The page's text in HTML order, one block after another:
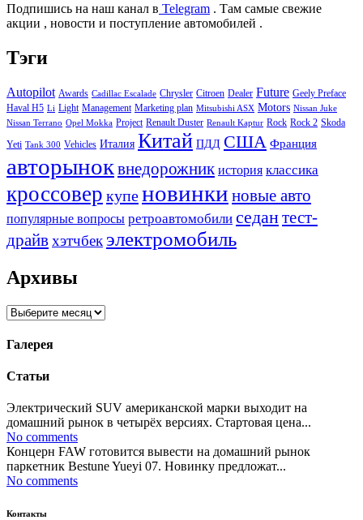
Подпишись на наш канал в Telegram . Там самые свежие
акции , новости и поступление автомобилей .
Тэги
Autopilot Awards Cadillac Escalade Chrysler Citroen Dealer Future Geely Preface
Haval H5 Li Light Management Marketing plan Mitsubishi ASX Motors Nissan Juke
Nissan Terrano Opel Mokka Project Renault Duster Renault Kaptur Rock Rock 2 Skoda
Yeti Tank 300 Vehicles Италия Китай ПДД США Франция
авторыноквнедорожник история классика
кроссовер купеновинки новые авто
популярные вопросы ретроавтомобили седантест-
драйвхэтчбек электромобиль
Архивы
Архивы
Галерея
Статьи
Электрический SUV американской марки выходит на
домашний рынок в четырёх версиях. Стартовая цена...
No comments
Концерн FAW готовится вывести на домашний рынок
паркетник Bestune Yueyi 07. Новинку предложат...
No comments
Контакты